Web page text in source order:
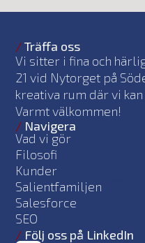
/Träffa oss
Vi sitter i fina och
21 vid Nytorget på
kreativa rum där vi kan
Varmt välkommen!
/ Navigera
Vad vi gör
Filosofi
Kunder
Salientfamiljen
Salesforce
SEO
/ Följ oss på LinkedIn